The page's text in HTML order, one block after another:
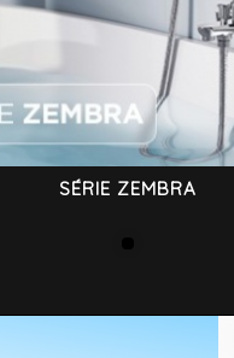
SÉRIE ZEMBRA
ANNONCES